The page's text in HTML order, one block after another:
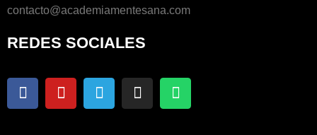
contacto@academiamentesana.com​
REDES SOCIALES
F
a
Y
o
T
e
I
n
W
h